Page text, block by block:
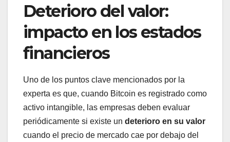
Deterioro del valor:
impacto en los estados
financieros
Uno de los puntos clave mencionados por la
experta es que, cuando Bitcoin es registrado como
activo intangible, las empresas deben evaluar
periódicamente si existe un deterioro en su valor
cuando el precio de mercado cae por debajo del